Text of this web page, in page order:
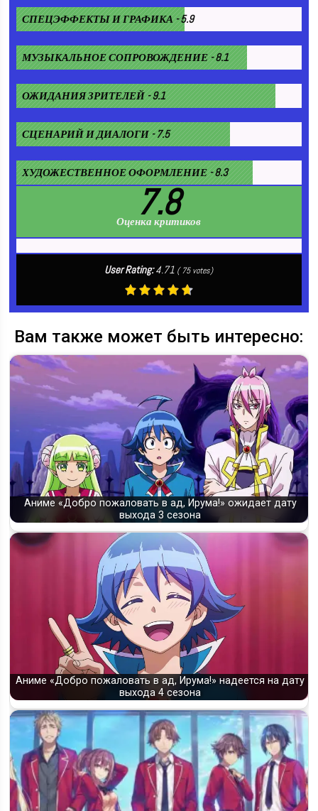
СПЕЦЭФФЕКТЫ И ГРАФИКА - 5.9
МУЗЫКАЛЬНОЕ СОПРОВОЖДЕНИЕ - 8.1
ОЖИДАНИЯ ЗРИТЕЛЕЙ - 9.1
СЦЕНАРИЙ И ДИАЛОГИ - 7.5
ХУДОЖЕСТВЕННОЕ ОФОРМЛЕНИЕ - 8.3
7.8
Оценка критиков
User Rating:4.71 (75votes)
Вам также может быть интересно:
Аниме «Добро пожаловать в ад, Ирума!» ожидает дату
выхода 3 сезона
Аниме «Добро пожаловать в ад, Ирума!» надеется на дату
выхода 4 сезона